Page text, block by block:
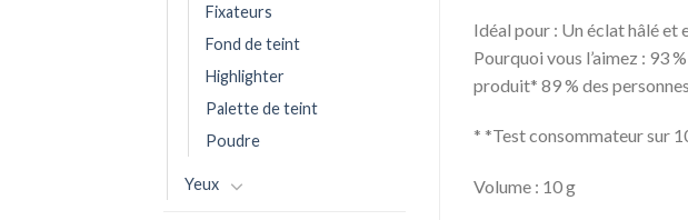
Fixateurs
Fond de teint
Highlighter
Palette de teint
Poudre
Yeux
Idéal pour : Un éclat hâlé et
Pourquoi vous l’aimez : 93
produit* 89 % des
* *Test consommateur sur
Volume : 10 g